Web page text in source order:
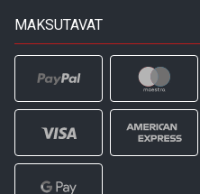
MAKSUTAVAT